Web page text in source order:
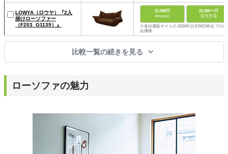
LOWYA（ロウヤ）『2人
掛けローソファー
（F203_G1139）』
21,990円
Amazon
21,990〜円
楽天市場
※各社通販サイトの 2024年11月04日時点 での税
込価格
比較一覧の続きを見る
ローソファの魅力